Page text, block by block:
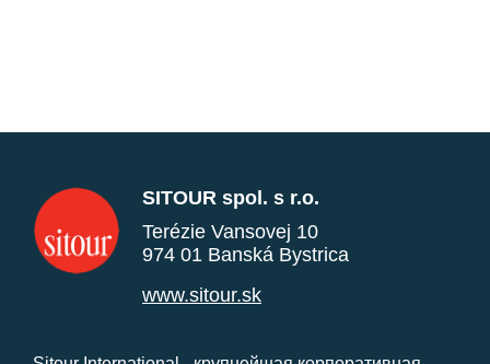
SITOUR spol. s r.o.
Terézie Vansovej 10
974 01 Banská Bystrica
www.sitour.sk